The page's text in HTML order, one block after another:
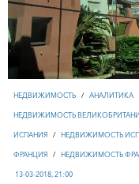
НЕДВИЖИМОСТЬ / АНАЛИТИКА
НЕДВИЖИМОСТЬ
ИСПАНИЯ / НЕДВИЖИМОСТЬ
ФРАНЦИЯ / НЕДВИЖИМОСТЬ
13-03-2018, 21:00